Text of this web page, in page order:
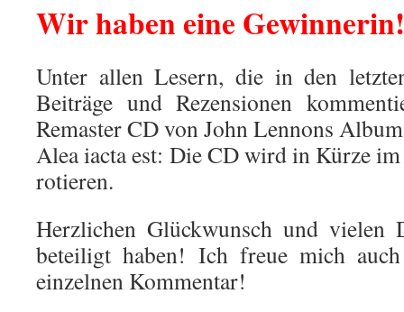
Wir haben eine Gewinnerin!
Unter allen Lesern, die in den
Beiträge und Rezensionen
Remaster CD von John Lennons
Alea iacta est: Die CD wird in Kürze
rotieren.
Herzlichen Glückwunsch und vielen
beteiligt haben! Ich freue mich
einzelnen Kommentar!